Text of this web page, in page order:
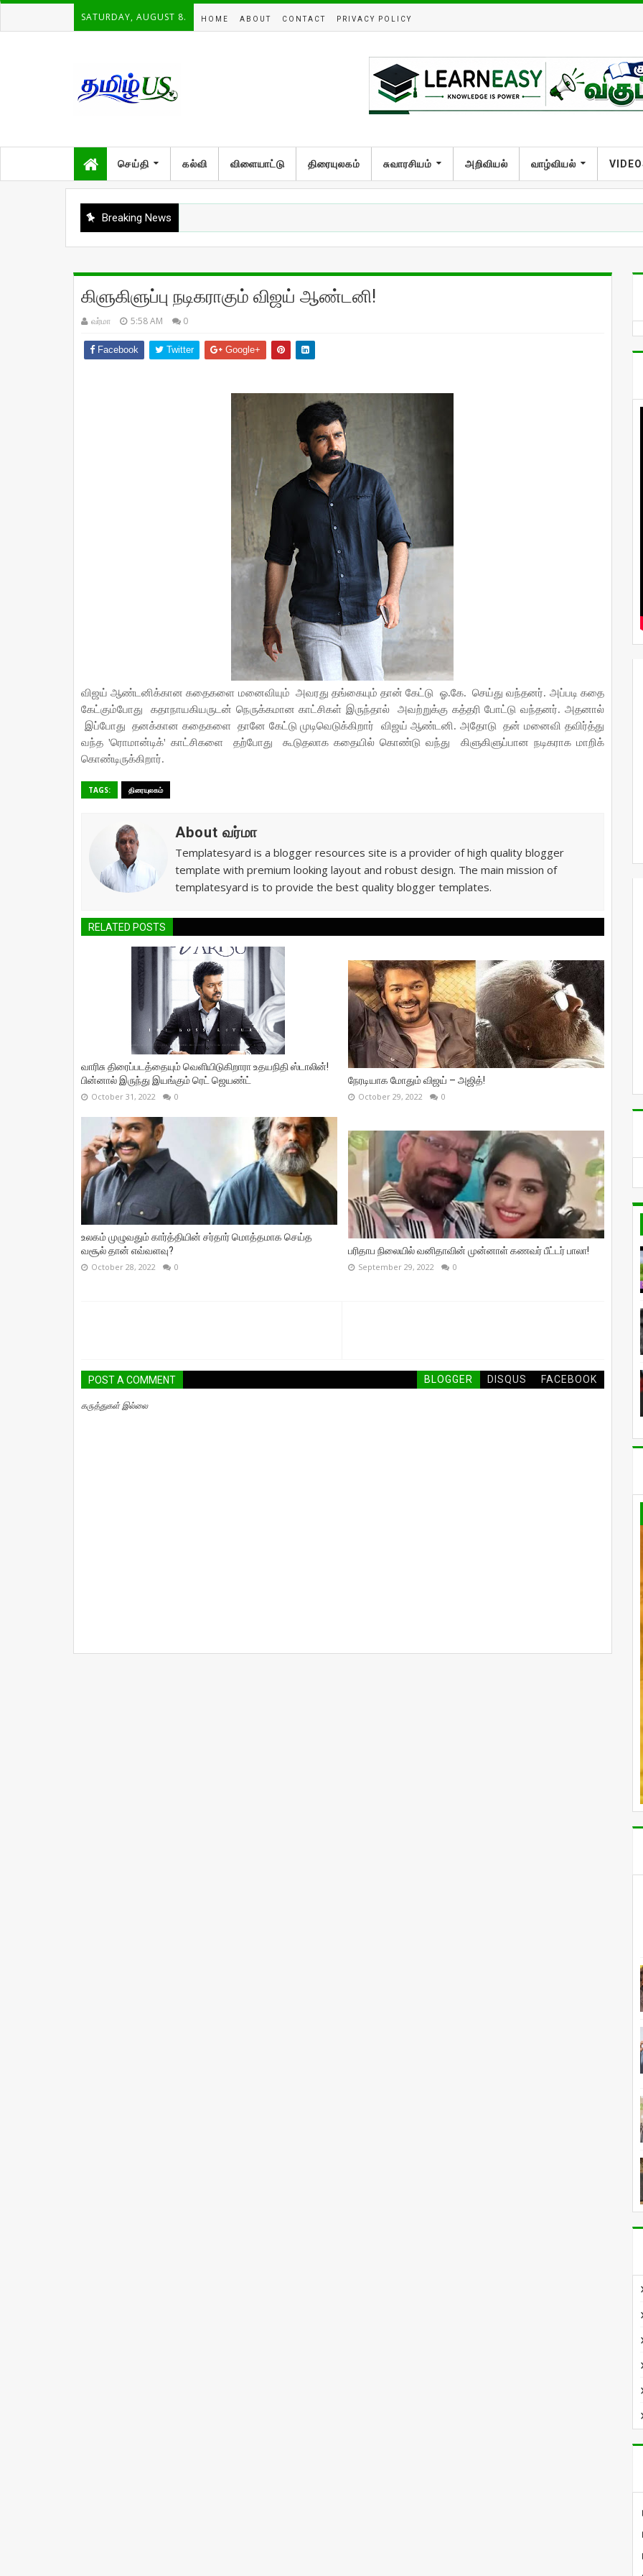
SATURDAY, AUGUST 8. HOME ABOUT CONTACT PRIVACY POLICY
செய்தி கல்வி விளையாட்டு திரையுலகம் சுவாரசியம் அறிவியல் வாழ்வியல்
Breaking News
கிளுகிளுப்பு நடிகராகும் விஜய் ஆண்டனி!
வர்மா 5:58 AM 0
Facebook Twitter Google+
விஜய் ஆண்டனிக்கான கதைகளை மனைவியும் அவரது தங்கையும் தான் கேட்டு ஓ.கே. செய்து வந்தனர். அப்படி கதை
கேட்கும்போது
கதாநாயகியருடன் நெருக்கமான காட்சிகள் இருந்தால்
அவற்றுக்கு கத்தரி போட்டு வந்தனர். அதனால்
இப்போது
தனக்கான கதைகளை தானே கேட்டு முடிவெடுக்கிறார் விஜய் ஆண்டனி. அதோடு
தன் மனைவி தவிர்த்து
வந்த 'ரொமான்டிக்' காட்சிகளை
தற்போது கூடுதலாக கதையில் கொண்டு வந்து
கிளுகிளுப்பான நடிகராக மாறிக்
கொண்டிருக்கிறார்.
TAGS: திரையுலகம்
About வர்மா
Templatesyard is a blogger resources site is a provider of high quality blogger
template with premium looking layout and robust design. The main mission of
templatesyard is to provide the best quality blogger templates.
RELATED POSTS
வாரிசு திரைப்படத்தையும் வெளியிடுகிறாரா உதயநிதி ஸ்டாலின்!
பின்னால் இருந்து இயங்கும் ரெட் ஜெயண்ட்
October 31, 2022 0
நேரடியாக மோதும் விஜய் – அஜித்!
October 29, 2022 0
உலகம் முழுவதும் கார்த்தியின் சர்தார் மொத்தமாக செய்த
வசூல் தான் எவ்வளவு?
October 28, 2022 0
பரிதாப நிலையில் வனிதாவின் முன்னாள் கணவர் பீட்டர் பாலா!
September 29, 2022 0
POST A COMMENT BLOGGER DISQUS FACEBOOK
கருத்துகள் இல்லை